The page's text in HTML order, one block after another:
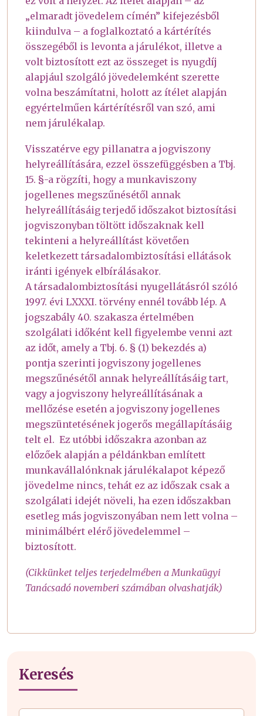
„elmaradt jövedelem címén” kifejezésből
kiindulva – a foglalkoztató a kártérítés
összegéből is levonta a járulékot, illetve a
volt biztosított ezt az összeget is nyugdíj
alapjául szolgáló jövedelemként szerette
volna beszámítatni, holott az ítélet alapján
egyértelműen kártérítésről van szó, ami
nem járulékalap.
Visszatérve egy pillanatra a jogviszony
helyreállítására, ezzel összefüggésben a Tbj.
15. §-a rögzíti, hogy a munkaviszony
jogellenes megszűnésétől annak
helyreállításáig terjedő időszakot biztosítási
jogviszonyban töltött időszaknak kell
tekinteni a helyreállítást követően
keletkezett társadalombiztosítási ellátások
iránti igények elbírálásakor.
A társadalombiztosítási nyugellátásról szóló
1997. évi LXXXI. törvény ennél tovább lép. A
jogszabály 40. szakasza értelmében
szolgálati időként kell figyelembe venni azt
az időt, amely a Tbj. 6. § (1) bekezdés a)
pontja szerinti jogviszony jogellenes
megszűnésétől annak helyreállításáig tart,
vagy a jogviszony helyreállításának a
mellőzése esetén a jogviszony jogellenes
megszüntetésének jogerős megállapításáig
telt el. Ez utóbbi időszakra azonban az
előzőek alapján a példánkban említett
munkavállalónknak járulékalapot képező
jövedelme nincs, tehát ez az időszak csak a
szolgálati idejét növeli, ha ezen időszakban
esetleg más jogviszonyában nem lett volna –
minimálbért elérő jövedelemmel –
biztosított.
(Cikkünket teljes terjedelmében a Munkaügyi
Tanácsadó novemberi számában olvashatják)
Keresés